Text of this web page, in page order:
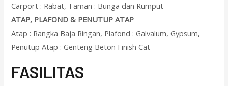
Carport : Rabat, Taman : Bunga dan Rumput
ATAP, PLAFOND & PENUTUP ATAP
Atap : Rangka Baja Ringan, Plafond : Galvalum, Gypsum,
Penutup Atap : Genteng Beton Finish Cat
FASILITAS